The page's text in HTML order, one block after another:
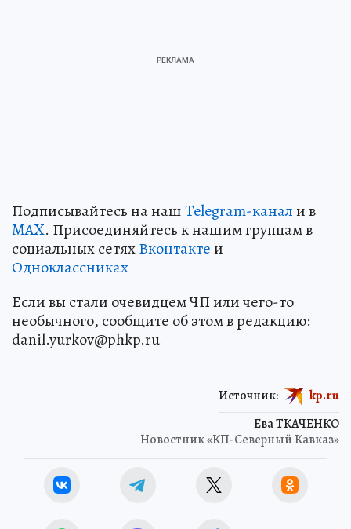
Подписывайтесь на нашTelegram-канали в
MAX. Присоединяйтесь к нашим группам в
социальных сетяхВконтактеи
Одноклассниках
Если вы стали очевидцем ЧП или чего-то
необычного, сообщите об этом в редакцию:
danil.yurkov@phkp.ru
Ева ТКАЧЕНКО
Новостник «КП-Северный Кавказ»
Источник: kp.ru